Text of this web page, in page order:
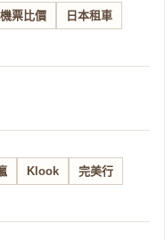
機票比價 日本租車
Klook 完美行